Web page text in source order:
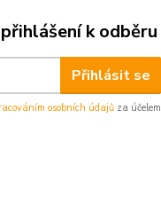
k odběru
Přihlásit se
osobních údajů za účelem